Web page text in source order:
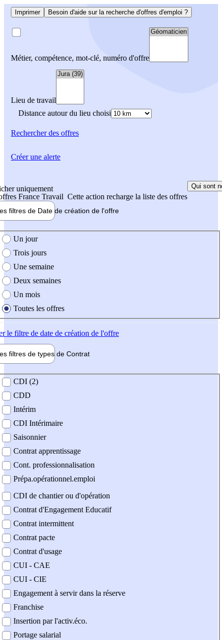
Imprimer Besoin d'aide sur la recherche d'offres d'emploi ?
Métier, compétence, mot-clé, numéro d'offre
Lieu de travail
Distance autour du lieu choisi
Rechercherdes offres
uniquement
France Travail Cette action recharge la liste des offres
Qui sont
filtres de Date de création de l'offre
création de l'offre
Un jour
Trois jours
Une semaine
Deux semaines
Un mois
Toutes les offres
le filtre de date de création de l'offre
filtres de types de Contrat
contrat
CDI (2)
CDD
Intérim
CDI Intérimaire
Saisonnier
Contrat apprentissage
Cont. professionnalisation
Prépa.opérationnel.emploi
CDI de chantier ou d'opération
Contrat d'Engagement Educatif
Contrat intermittent
Contrat pacte
Contrat d'usage
CUI - CAE
CUI - CIE
Engagement à servir dans la réserve
Franchise
Insertion par l'activ.éco.
Portage salarial
Créer une alerte